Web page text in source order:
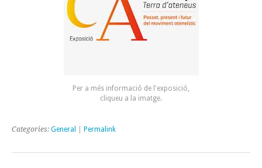
Per a més informació de l'exposició,
cliqueu a la imatge.
Categories: General Permalink